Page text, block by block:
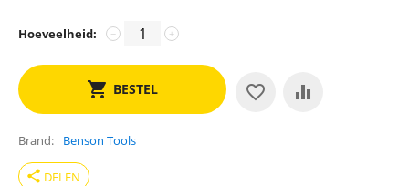
Hoeveelheid: +
−
BESTEL
Brand Benson Tools
share DELEN